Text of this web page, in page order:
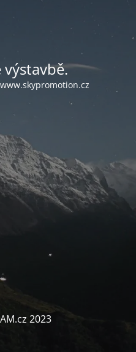
výstavbě.
2023